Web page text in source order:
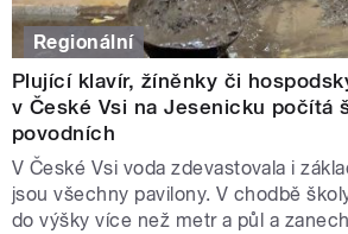
Regionální
Plující klavír, žíněnky či
v České Vsi na Jesenicku počítá
povodních
V České Vsi voda zdevastovala i
jsou všechny pavilony. V chodbě
do výšky více než metr a půl a